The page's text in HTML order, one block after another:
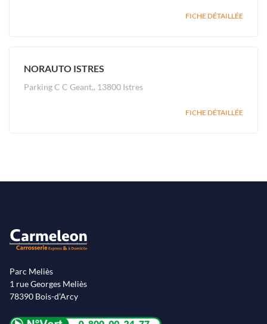
FICHE DÉTAILLÉE
NORAUTO ISTRES
Parking C C Geant,, 13800 Istres
FICHE DÉTAILLÉE
Parc Meliès
1 rue Georges Meliès
78390 Bois-d’Arcy